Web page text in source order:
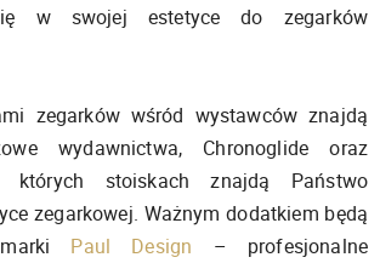
w swojej estetyce do zegarków
zegarków wśród wystawców znajdą
wydawnictwa, Chronoglide oraz
których stoiskach znajdą Państwo
zegarkowej. Ważnym dodatkiem będą
Paul Design – profesjonalne